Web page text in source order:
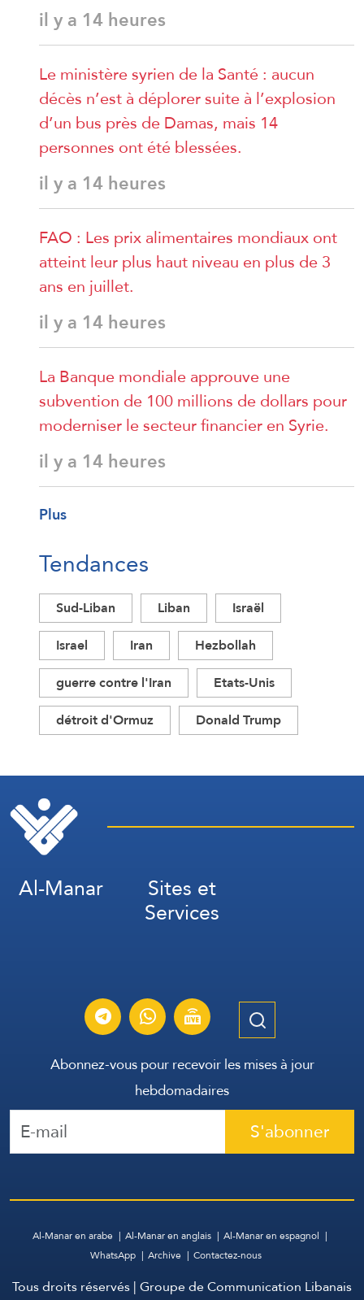
il y a 14 heures
Le ministère syrien de la Santé : aucun
décès n’est à déplorer suite à l’explosion
d’un bus près de Damas, mais 14
personnes ont été blessées.
il y a 14 heures
FAO : Les prix alimentaires mondiaux ont
atteint leur plus haut niveau en plus de 3
ans en juillet.
il y a 14 heures
La Banque mondiale approuve une
subvention de 100 millions de dollars pour
moderniser le secteur financier en Syrie.
il y a 14 heures
Plus
Tendances
Sud-Liban Liban
Israël
Israel
Iran
Hezbollah
guerre contre l'Iran
Etats-Unis
détroit d'Ormuz
Donald Trump
Al-Manar Sites et
Services
Abonnez-vous pour recevoir les mises à jour
hebdomadaires
S'abonner
Al-Manar en arabe Al-Manar en anglais
Al-Manar en espagnol
WhatsApp
Archive Contactez-nous
Tous droits réservés | Groupe de Communication Libanais